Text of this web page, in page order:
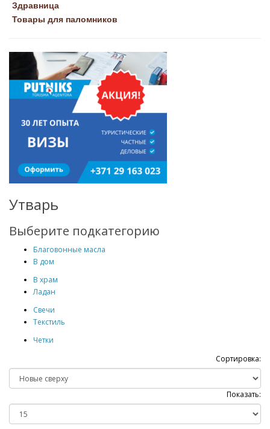
Здравница
Товары для паломников
Утварь
Выберите подкатегорию
Благовонные масла
В дом
В храм
Ладан
Свечи
Текстиль
Четки
Сортировка:
Показать: